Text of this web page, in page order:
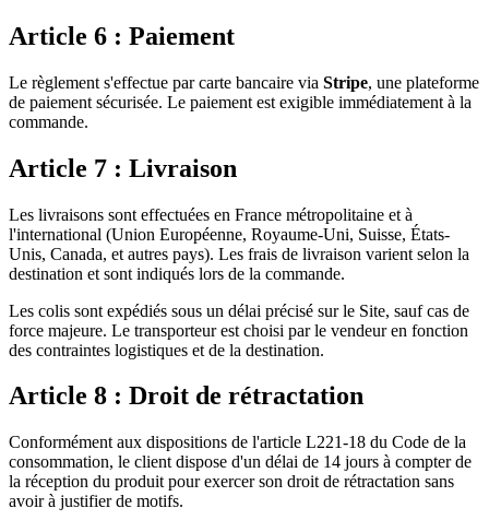
Article 6 : Paiement
Le règlement s'effectue par carte bancaire via Stripe, une plateforme
de paiement sécurisée. Le paiement est exigible immédiatement à la
commande.
Article 7 : Livraison
Les livraisons sont effectuées en France métropolitaine et à
l'international (Union Européenne, Royaume-Uni, Suisse, États-
Unis, Canada, et autres pays). Les frais de livraison varient selon la
destination et sont indiqués lors de la commande.
Les colis sont expédiés sous un délai précisé sur le Site, sauf cas de
force majeure. Le transporteur est choisi par le vendeur en fonction
des contraintes logistiques et de la destination.
Article 8 : Droit de rétractation
Conformément aux dispositions de l'article L221-18 du Code de la
consommation, le client dispose d'un délai de 14 jours à compter de
la réception du produit pour exercer son droit de rétractation sans
avoir à justifier de motifs.